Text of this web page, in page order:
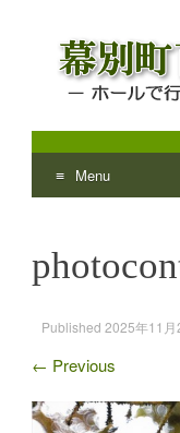
幕別
ホールで行わ
Menu
content
Published 2025年11月
← Previous